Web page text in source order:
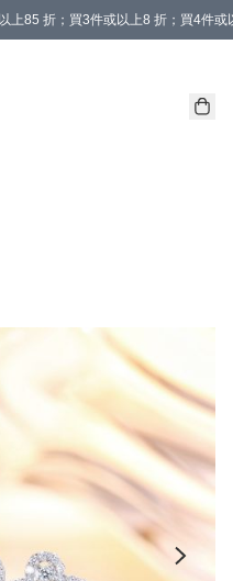
上85 折；買3件或以上8 折；買4件或